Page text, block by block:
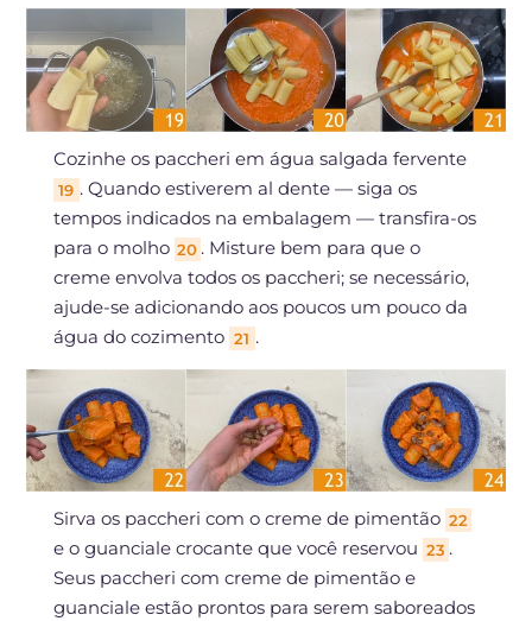
Cozinhe os paccheri em água salgada fervente
19 . Quando estiverem al dente — siga os
tempos indicados na embalagem — transfira-os
para o molho 20 . Misture bem para que o
creme envolva todos os paccheri; se necessário,
ajude-se adicionando aos poucos um pouco da
água do cozimento 21 .
Sirva os paccheri com o creme de pimentão 22
e o guanciale crocante que você reservou 23 .
Seus paccheri com creme de pimentão e
guanciale estão prontos para serem saboreados